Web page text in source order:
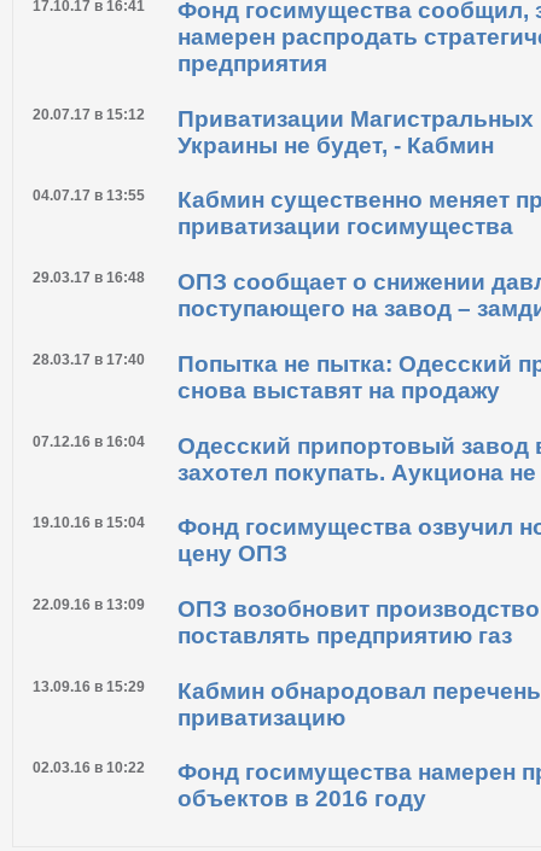
Новости по теме
Фонд госимущества сообщил,
намерен распродать
предприятия
20.07.17 в 15:12
Приватизации Магистральных
Украины не будет, - Кабмин
04.07.17 в 13:55
Кабмин существенно меняет
приватизации госимущества
29.03.17 в 16:48
ОПЗ сообщает о снижении
поступающего на завод –
28.03.17 в 17:40
Попытка не пытка: Одесский
снова выставят на продажу
07.12.16 в 16:04
Одесский припортовый завод
захотел покупать. Аукциона
19.10.16 в 15:04
Фонд госимущества озвучил
цену ОПЗ
22.09.16 в 13:09
ОПЗ возобновит
поставлять предприятию газ
13.09.16 в 15:29
Кабмин обнародовал
приватизацию